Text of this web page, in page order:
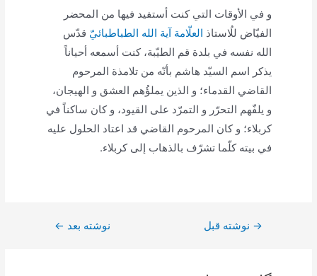
و في الأوقات التي كنت أستفيد فيها من المحضر
الفيّاض للُاستاذ العلّامة آية الله الطباطبائيّ قدّس
الله نفسه في بلدة قم الطيّبة، كنت أسمعه أحياناً
يذكر اسم السيّد هاشم بأنّه من تلامذة المرحوم
القاضي القدماء؛ و الذين يملؤُهم العشق و الهيجان،
و يلفّهم التحرّر و التمرّد على القيود، و كان ساكناً في
كربلاء؛ و كان المرحوم القاضي قد اعتاد الحلول عليه
في بيته كلّما تشرّف بالذهاب إلى كربلاء.
راهبری
→ نوشته قبل نوشته بعد ←